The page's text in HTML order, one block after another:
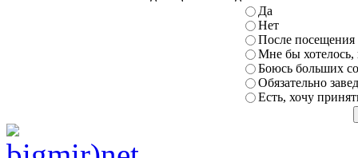
Да
Нет
После посещения
Мне бы
Боюсь больших
Обязательно
Есть, хочу